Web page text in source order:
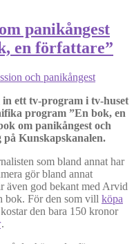
panikångest
en författare”
in ett tv-program i tv-huset
program ”En bok, en
om panikångest och
på Kunskapskanalen.
som bland annat har
gör bland annat
även god bekant med Arvid
bok. För den som vill köpa
den bara 150 kronor
.